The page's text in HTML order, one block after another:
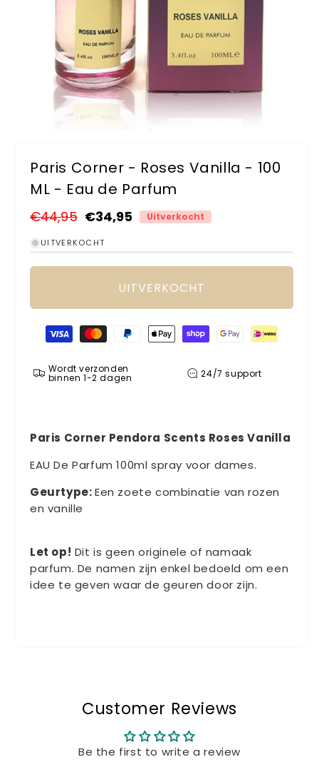
Paris Corner - Roses Vanilla - 100
ML - Eau de Parfum
Normale
prijs
€44,95
Aanbiedingsprijs
€34,95 Uitverkocht
UITVERKOCHT
UITVERKOCHT
Betaalmethoden
Wordt verzonden
binnen 1-2 dagen 24/7 support
Paris Corner Pendora Scents Roses Vanilla
EAU De Parfum 100ml spray voor dames.
Geurtype:Een zoete combinatie van rozen
en vanille
Let op! Dit is geen originele of namaak
parfum. De namen zijn enkel bedoeld om een
idee te geven waar de geuren door zijn.
Customer Reviews
Be the first to write a review